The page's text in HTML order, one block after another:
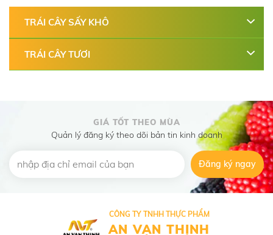
TRÁI CÂY SẤY KHÔ
TRÁI CÂY TƯƠI
GIÁ TỐT THEO MÙA
Quản lý đăng ký theo dõi bản tin kinh doanh
Đăng ký ngay
CÔNG TY TNHH THỰC PHẨM
AN VẠN THỊNH